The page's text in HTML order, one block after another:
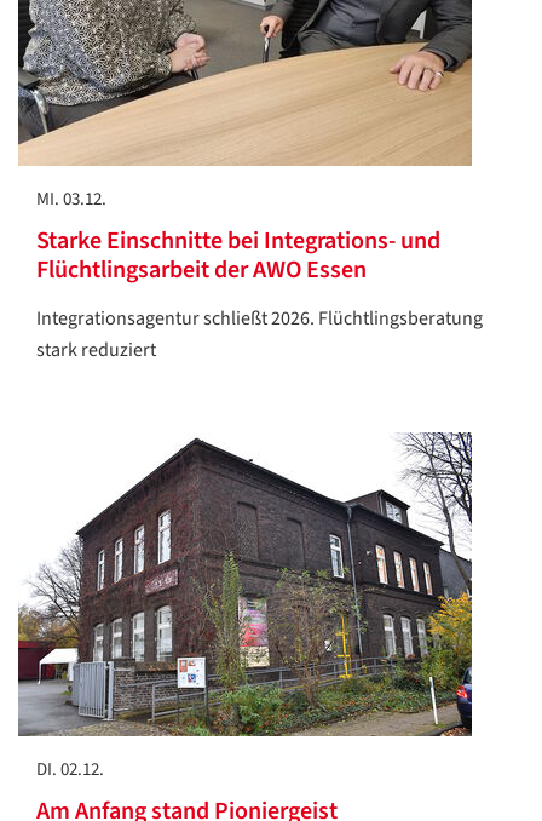
MI. 03.12.
Starke Einschnitte bei Integrations- und
Flüchtlingsarbeit der AWO Essen
Integrationsagentur schließt 2026. Flüchtlingsberatung
stark reduziert
DI. 02.12.
Am Anfang stand Pioniergeist